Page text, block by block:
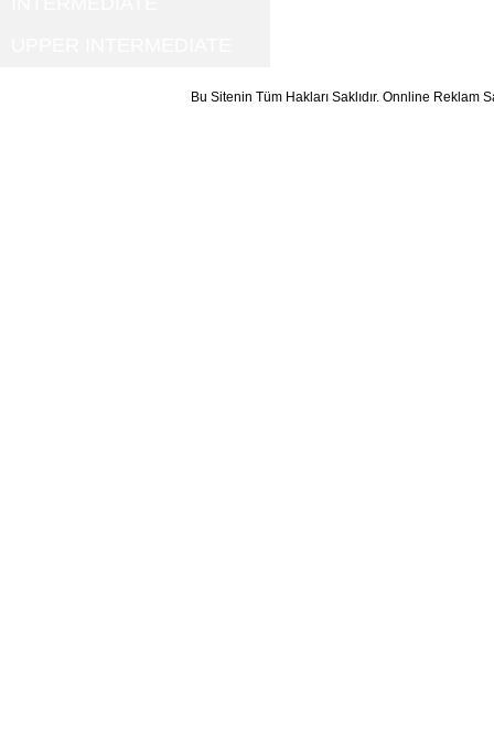
Bu Sitenin Tüm Hakları Saklıdır. Onnline